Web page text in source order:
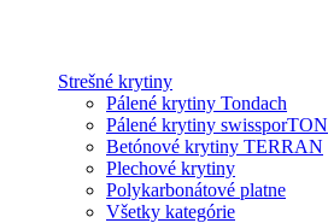
Strešné krytiny
Pálené krytiny Tondach
Pálené krytiny swissporTON
Betónové krytiny TERRAN
Plechové krytiny
Polykarbonátové platne
Všetky kategórie